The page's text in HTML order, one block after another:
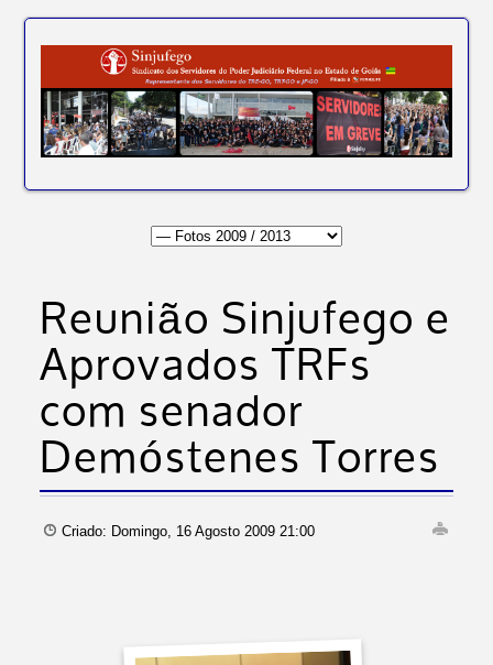
Reunião Sinjufego e
Aprovados TRFs
com senador
Demóstenes Torres
Criado: Domingo, 16 Agosto 2009 21:00